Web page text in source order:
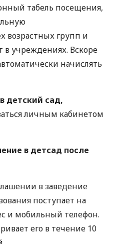
табель посещения,
возрастных групп и
в учреждениях. Вскоре
начислять
детский сад,
личным кабинетом
в детсад после
в заведение
поступает на
и мобильный телефон.
его в течение 10